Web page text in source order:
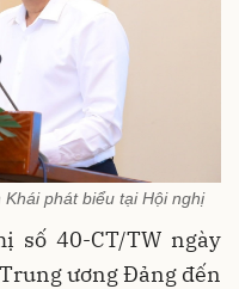
phát biểu tại Hội nghị
số 40-CT/TW ngày
ương Đảng đến